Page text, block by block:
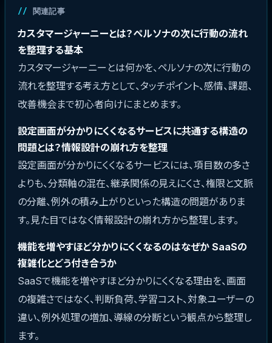
関連記事
カスタマージャーニーとは？ペルソナの次に行動の流れ
を整理する基本
カスタマージャーニーとは何かを、ペルソナの次に行動の
流れを整理する考え方として、タッチポイント、感情、課題、
改善機会まで初心者向けにまとめます。
設定画面が分かりにくくなるサービスに共通する構造の
問題とは？情報設計の崩れ方を整理
設定画面が分かりにくくなるサービスには、項目数の多さ
よりも、分類軸の混在、継承関係の見えにくさ、権限と文脈
の分離、例外の積み上がりといった構造の問題がありま
す。見た目ではなく情報設計の崩れ方から整理します。
機能を増やすほど分かりにくくなるのはなぜか SaaSの
複雑化とどう付き合うか
SaaSで機能を増やすほど分かりにくくなる理由を、画面
の複雑さではなく、判断負荷、学習コスト、対象ユーザーの
違い、例外処理の増加、導線の分断という観点から整理し
ます。